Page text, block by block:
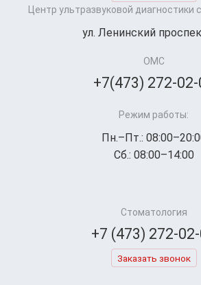
Центр ультразвуковой диагностики
ул. Ленинский
ОМС
+7(473) 272-
Режим работы:
Пн.–Пт.:
Сб.: 08:00–14:00
Стоматология
+7 (473) 272-
Заказать звонок